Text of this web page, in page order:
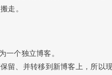
走。
一个独立博客。
留、并转移到新博客上，所以